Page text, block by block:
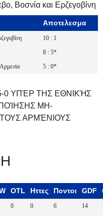
Βοσνία και Ερζεγοβίνη
Αποτελεσμα
10 : 1
8 : 5*
5 : 0*
ΥΠΈΡ ΤΗΣ ΕΘΝΙΚΉΣ
ΜΗ-
ΑΡΜΈΝΙΟΥΣ
OTL Ηττες Ποντοι GDF
0 0 6 14